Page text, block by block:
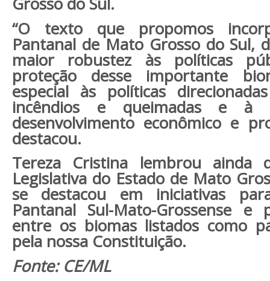
“O texto que propomos
Pantanal de Mato Grosso do Sul,
maior robustez às políticas
proteção desse importante
especial às políticas
incêndios e queimadas e à
desenvolvimento econômico e
destacou.
Tereza Cristina lembrou ainda
Legislativa do Estado de Mato
se destacou em iniciativas
Pantanal Sul-Mato-Grossense e
entre os biomas listados como
pela nossa Constituição.
Fonte: CE/ML